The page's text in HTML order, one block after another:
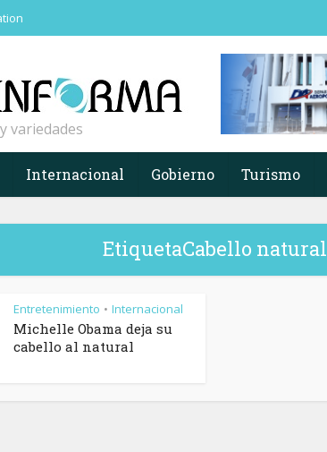
variedades
Internacional Gobierno Turismo
EtiquetaCabello natural
Entretenimiento • Internacional
Michelle Obama deja su
cabello al natural